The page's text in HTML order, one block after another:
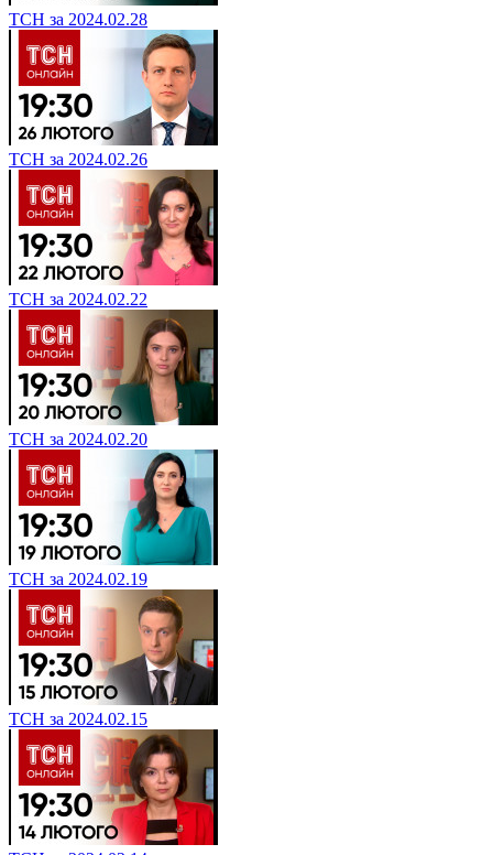
ТСН за 2024.02.28
ТСН за 2024.02.26
ТСН за 2024.02.22
ТСН за 2024.02.20
ТСН за 2024.02.19
ТСН за 2024.02.15